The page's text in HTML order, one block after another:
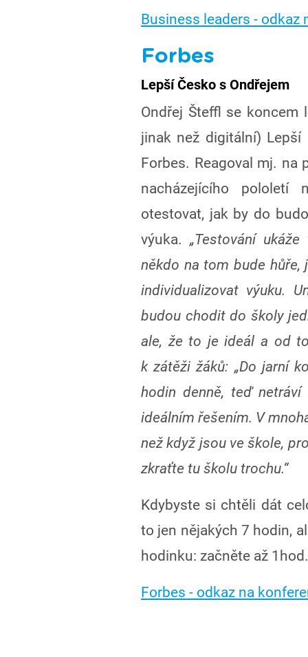
Business leaders - odkaz
Forbes
Lepší Česko s Ondřejem
Ondřej Šteffl se koncem
jinak než digitální) Lepší
Forbes. Reagoval mj. na
nacházejícího pololetí
otestovat, jak by do
výuka. „Testování
někdo na tom bude
individualizovat výuku.
budou chodit do školy
ale, že to je ideál a od
k zátěži žáků: „Do jarní
hodin denně, teď
ideálním řešením. V
než když jsou ve škole,
zkraťte tu školu trochu.“
Kdybyste si chtěli dát
to jen nějakých 7 hodin,
hodinku: začněte až
Forbes - odkaz na